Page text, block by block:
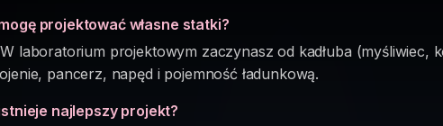
projektować własne statki?
laboratorium projektowym zaczynasz od kadłuba
pancerz, napęd i pojemność ładunkową.
najlepszy projekt?